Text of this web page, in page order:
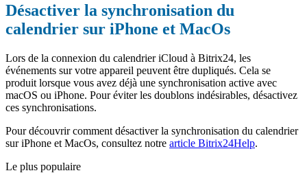
Désactiver la synchronisation du
calendrier sur iPhone et MacOs
Lors de la connexion du calendrier iCloud à Bitrix24, les
événements sur votre appareil peuvent être dupliqués. Cela se
produit lorsque vous avez déjà une synchronisation active avec
macOS ou iPhone. Pour éviter les doublons indésirables, désactivez
ces synchronisations.
Pour découvrir comment désactiver la synchronisation du calendrier
sur iPhone et MacOs, consultez notre article Bitrix24Help.
Le plus populaire